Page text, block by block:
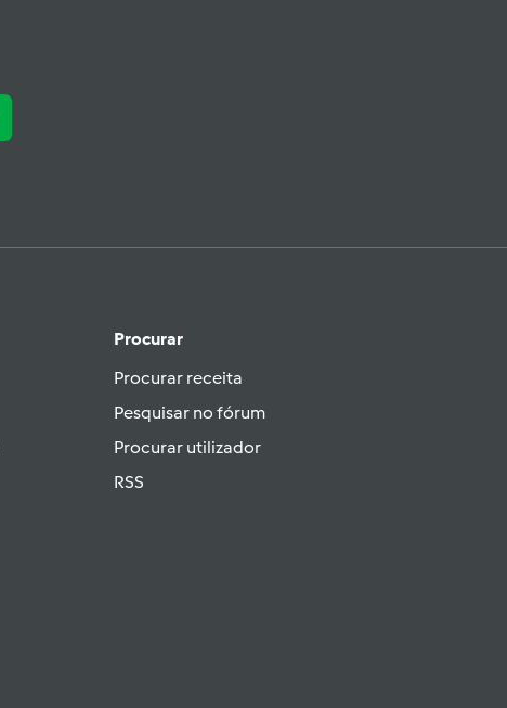
Procurar
Procurar receita
Pesquisar no fórum
Procurar utilizador
RSS